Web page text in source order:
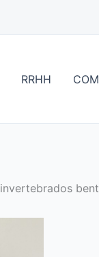
RRHH
invertebrados